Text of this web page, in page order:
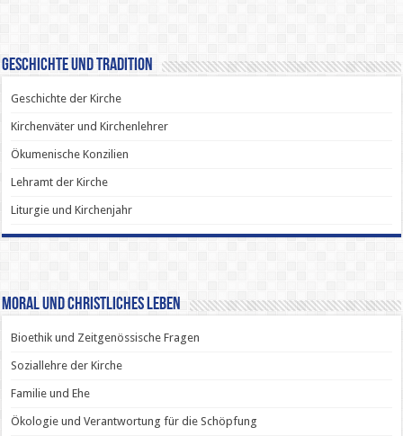
Geschichte und Tradition
Geschichte der Kirche
Kirchenväter und Kirchenlehrer
Ökumenische Konzilien
Lehramt der Kirche
Liturgie und Kirchenjahr
Moral und Christliches Leben
Bioethik und Zeitgenössische Fragen
Soziallehre der Kirche
Familie und Ehe
Ökologie und Verantwortung für die Schöpfung